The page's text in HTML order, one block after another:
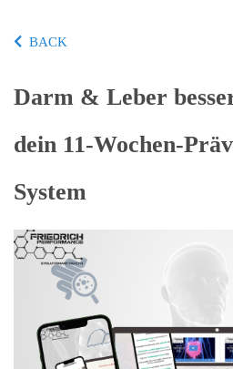
BACK
Darm & Leber
dein 11-Wochen-
System